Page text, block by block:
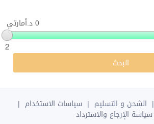
0 د.أمارتي
2
البحث
| الشحن و التسليم | سياسات الاستخدام |
سياسة الإرجاع والاسترداد